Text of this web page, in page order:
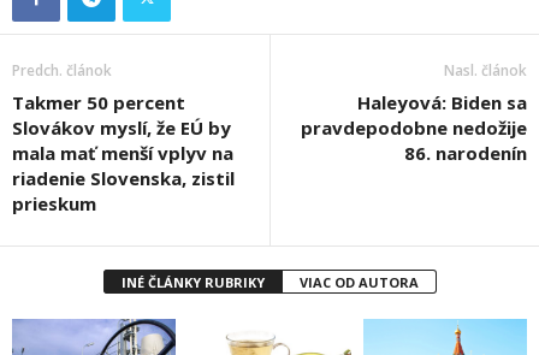
Predch. článok
Takmer 50 percent
Slovákov myslí, že EÚ by
mala mať menší vplyv na
riadenie Slovenska, zistil
prieskum
Nasl. článok
Haleyová: Biden sa
pravdepodobne nedožije
86. narodenín
INÉ ČLÁNKY RUBRIKY VIAC OD AUTORA